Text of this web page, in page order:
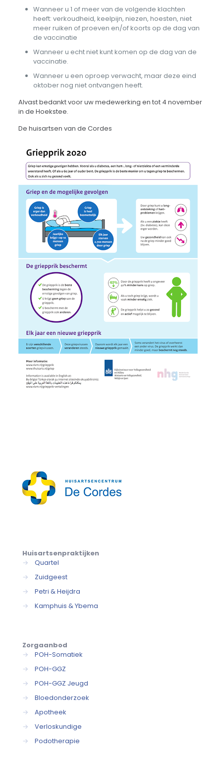
Wanneer u 1 of meer van de volgende klachten
heeft: verkoudheid, keelpijn, niezen, hoesten, niet
meer ruiken of proeven en/of koorts op de dag van
de vaccinatie
Wanneer u echt niet kunt komen op de dag van de
vaccinatie.
Wanneer u een oproep verwacht, maar deze eind
oktober nog niet ontvangen heeft.
Alvast bedankt voor uw medewerking en tot 4 november
in de Hoekstee.
De huisartsen van de Cordes
Huisartsenpraktijken
→
Quartel
→
Zuidgeest
→
Petri & Heijdra
→
Kamphuis & Ybema
Zorgaanbod
→
POH-Somatiek
→
POH-GGZ
→
POH-GGZ Jeugd
→
Bloedonderzoek
→
Apotheek
→
Verloskundige
→
Podotherapie